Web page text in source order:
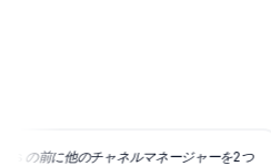
の前に他のチャネルマネージャーを2つ